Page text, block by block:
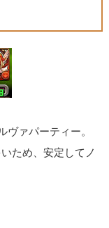
ヴァパーティー。
ため、安定してノ